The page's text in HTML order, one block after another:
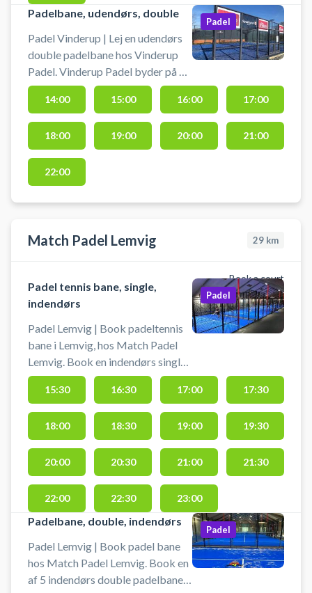
Padelbane, udendørs, double
Padel Vinderup | Lej en udendørs
double padelbane hos Vinderup
Padel. Vinderup Padel byder på 2
doublebaner og 1 single
padelbane, som alle er udendørs.
Medbring selv bolde og padelbat.
Padel
14:00 15:00 16:00 17:00
18:00 19:00 20:00 21:00
22:00
Match Padel Lemvig 29 km
Book a court
Padel tennis bane, single,
indendørs
Padel Lemvig | Book padeltennis
bane i Lemvig, hos Match Padel
Lemvig. Book en indendørs single
padeltennis bane og spil
padeltennis i Lemvig hos Match
Padel Lemvig padelcenter
beliggende på Nyvang 8, 7620
Lemvig. Parkering er gratis ved
booking af padeltennis bane hos
Match Padel padelcenter i Lemvig.
Gratis padeltennis bat kan lånes
og bolde kan købes hos Match
Padel Lemvig.
Padel
15:30 16:30 17:00 17:30
18:00 18:30 19:00 19:30
20:00 20:30 21:00 21:30
22:00 22:30 23:00
Padelbane, double, indendørs
Padel Lemvig | Book padel bane
hos Match Padel Lemvig. Book en
af 5 indendørs double padelbaner
Padel